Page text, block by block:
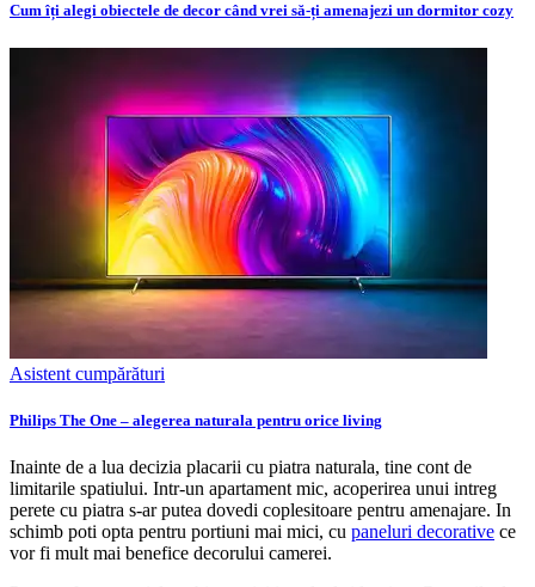
Cum îți alegi obiectele de decor când vrei să-ți amenajezi un dormitor cozy
Asistent cumpărături
Philips The One – alegerea naturala pentru orice living
Inainte de a lua decizia placarii cu piatra naturala, tine cont de
limitarile spatiului. Intr-un apartament mic, acoperirea unui intreg
perete cu piatra s-ar putea dovedi coplesitoare pentru amenajare. In
schimb poti opta pentru portiuni mai mici, cu paneluri decorative ce
vor fi mult mai benefice decorului camerei.